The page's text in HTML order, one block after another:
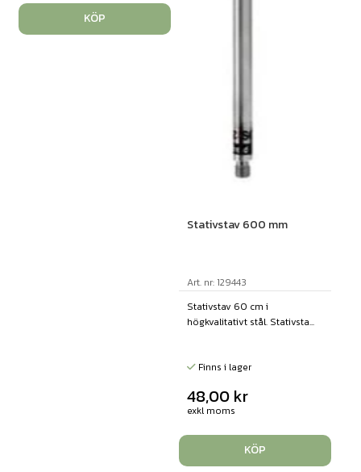
KÖP
Stativstav 600 mm
Art. nr: 129443
Stativstav 60 cm i
högkvalitativt stål. Stativsta...
Finns i lager
48,00 kr
exkl moms
KÖP